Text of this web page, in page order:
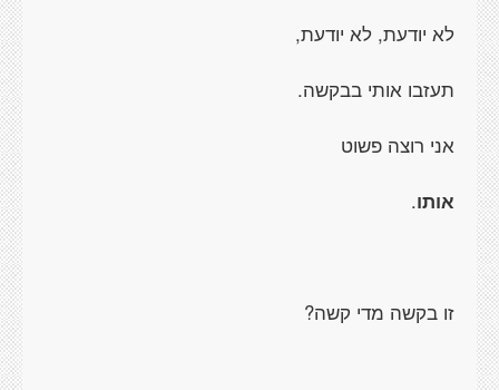
לא יודעת, לא יודעת,
תעזבו אותי בבקשה.
אני רוצה פשוט
אותו.
זו בקשה מדי קשה?